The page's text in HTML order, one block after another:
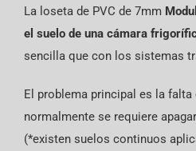
La loseta de PVC de 7mm
el suelo de una cámara
sencilla que con los sistemas
El problema principal es la
normalmente se requiere
(*existen suelos continuos